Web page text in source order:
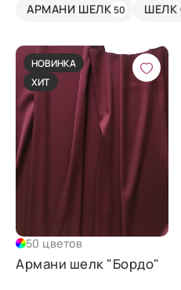
АРМАНИ ШЕЛК50 ШЕЛК
НОВИНКА
ХИТ
50 цветов
Армани шелк "Бордо"